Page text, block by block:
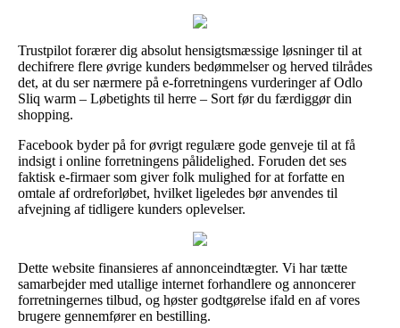
Trustpilot forærer dig absolut hensigtsmæssige løsninger til at
dechifrere flere øvrige kunders bedømmelser og herved tilrådes
det, at du ser nærmere på e-forretningens vurderinger af Odlo
Sliq warm – Løbetights til herre – Sort før du færdiggør din
shopping.
Facebook byder på for øvrigt regulære gode genveje til at få
indsigt i online forretningens pålidelighed. Foruden det ses
faktisk e-firmaer som giver folk mulighed for at forfatte en
omtale af ordreforløbet, hvilket ligeledes bør anvendes til
afvejning af tidligere kunders oplevelser.
Dette website finansieres af annonceindtægter. Vi har tætte
samarbejder med utallige internet forhandlere og annoncerer
forretningernes tilbud, og høster godtgørelse ifald en af vores
brugere gennemfører en bestilling.